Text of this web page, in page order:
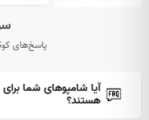
پاسخ‌های
آیا شامپوهای شما
هستند؟